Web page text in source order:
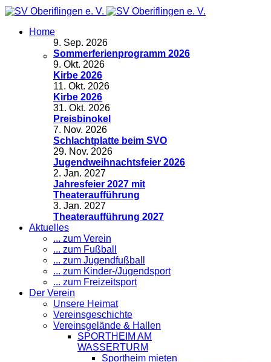
Home
9. Sep. 2026
Sommerferienprogramm 2026
9. Okt. 2026
Kirbe 2026
11. Okt. 2026
Kirbe 2026
31. Okt. 2026
Preisbinokel
7. Nov. 2026
Schlachtplatte beim SVO
29. Nov. 2026
Jugendweihnachtsfeier 2026
2. Jan. 2027
Jahresfeier 2027 mit
Theateraufführung
3. Jan. 2027
Theateraufführung 2027
Aktuelles
... zum Verein
... zum Fußball
... zum Jugendfußball
... zum Kinder-/Jugendsport
... zum Freizeitsport
Der Verein
Unsere Heimat
Vereinsgeschichte
Vereinsgelände & Hallen
SPORTHEIM AM
WASSERTURM
Sportheim mieten